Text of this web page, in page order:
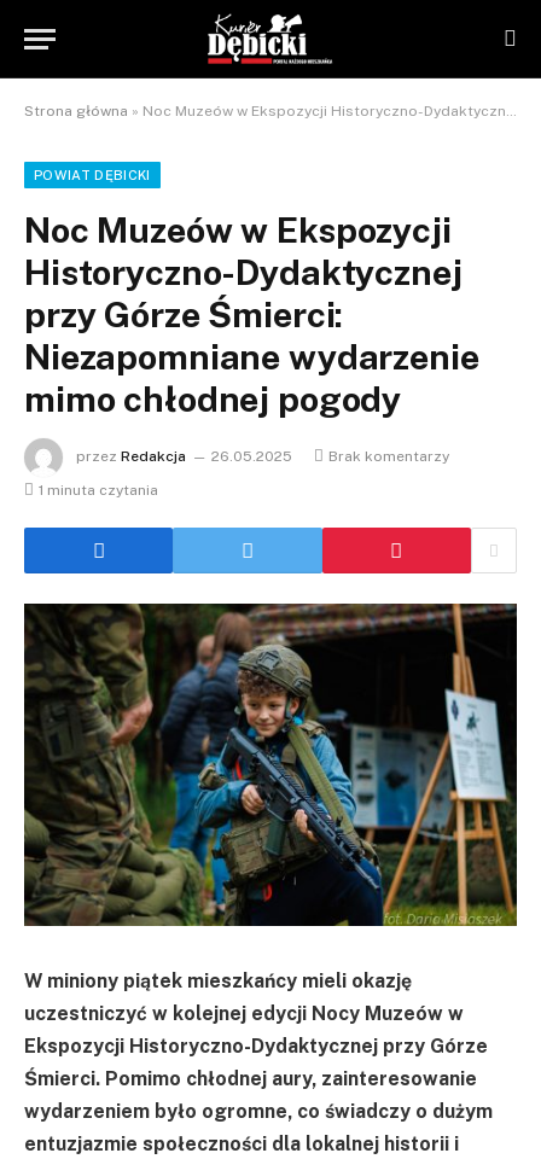
Strona główna » Noc Muzeów w Ekspozycji Historyczno-Dydaktycznej przy Górze Śmierci: Niezapomniane wydarzenie mimo chłodnej pogody
POWIAT DĘBICKI
Noc Muzeów w Ekspozycji
Historyczno-Dydaktycznej
przy Górze Śmierci:
Niezapomniane wydarzenie
mimo chłodnej pogody
przez Redakcja 26.05.2025
Brak komentarzy
1 minuta czytania
W miniony piątek mieszkańcy mieli okazję
uczestniczyć w kolejnej edycji Nocy Muzeów w
Ekspozycji Historyczno-Dydaktycznej przy Górze
Śmierci. Pomimo chłodnej aury, zainteresowanie
wydarzeniem było ogromne, co świadczy o dużym
entuzjazmie społeczności dla lokalnej historii i